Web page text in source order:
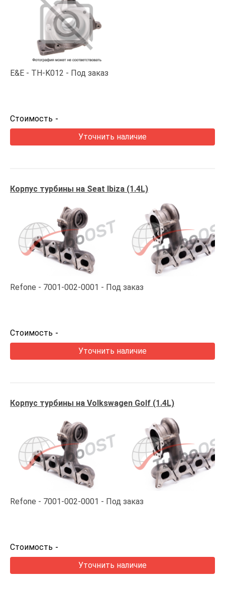
E&E TH-K012 Под заказ
Стоимость -
Уточнить наличие
Корпус турбины на Seat Ibiza (1.4L)
Refone 7001-002-0001 Под заказ
Стоимость -
Уточнить наличие
Корпус турбины на Volkswagen Golf (1.4L)
Refone 7001-002-0001 Под заказ
Стоимость -
Уточнить наличие